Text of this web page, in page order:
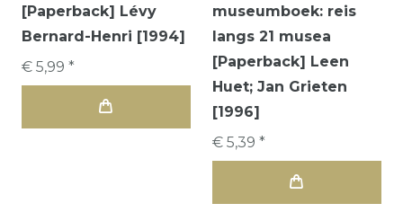
[Paperback] Lévy
Bernard-Henri [1994]
€ 5,99 *
museumboek: reis
langs 21 musea
[Paperback] Leen
Huet; Jan Grieten
[1996]
€ 5,39 *